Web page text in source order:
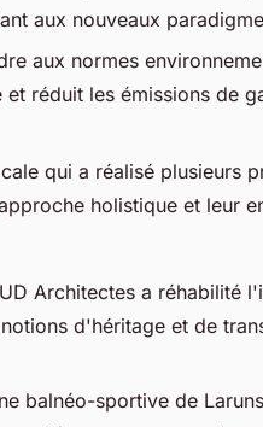
aux nouveaux
aux normes
réduit les émissions de
qui a réalisé plusieurs
holistique et leur
Architectes a réhabilité
d'héritage et de
balnéo-sportive de